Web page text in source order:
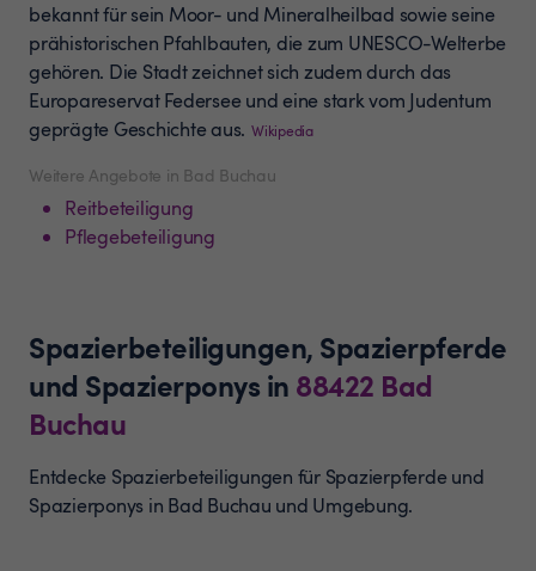
Weitere Angebote in Bad Buchau
Reitbeteiligung
Pflegebeteiligung
bekannt für sein Moor- und Mineralheilbad sowie seine
prähistorischen Pfahlbauten, die zum UNESCO-Welterbe
gehören. Die Stadt zeichnet sich zudem durch das
Europareservat Federsee und eine stark vom Judentum
geprägte Geschichte aus. Wikipedia
Spazierbeteiligungen, Spazierpferde
und Spazierponys in 88422 Bad
Buchau
Entdecke Spazierbeteiligungen für Spazierpferde und
Spazierponys in Bad Buchau und Umgebung.